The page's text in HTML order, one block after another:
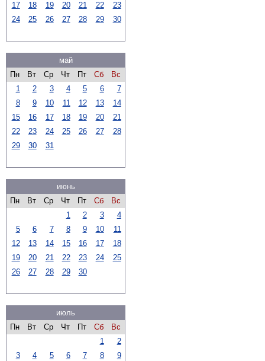
17
18 19 20 21 22
23
24
25 26 27 28 29 30
май
Пн
Вт Ср Чт Пт Сб
Вс
1
2 3 4 5 6
7
8
9 10 11 12 13
14
15
16 17 18 19 20
21
22
23 24 25 26 27
28
29
30 31
июнь
Пн
Вт Ср Чт Пт Сб
Вс
1
2 3
4
5
6 7 8 9 10
11
12
13 14 15 16 17
18
19
20 21 22 23 24
25
26
27 28 29 30
июль
Пн
Вт Ср Чт Пт Сб
Вс
1
2
3
4 5 6 7 8
9